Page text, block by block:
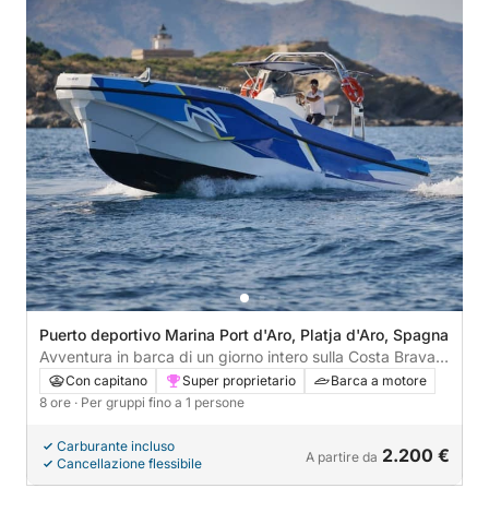
Puerto deportivo Marina Port d'Aro, Platja d'Aro, Spagna
Avventura in barca di un giorno intero sulla Costa Brava
da Platja d'Aro
Con capitano Super proprietario
Barca a motore
8 ore · Per gruppi fino a 1 persone
Carburante incluso
Cancellazione flessibile
A partire da 2.200 €